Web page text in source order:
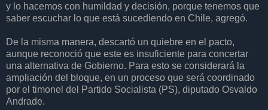
y lo hacemos con humildad y decisión, porque tenemos que
saber escuchar lo que está sucediendo en Chile, agregó.
De la misma manera, descartó un quiebre en el pacto,
aunque reconoció que este es insuficiente para concertar
una alternativa de Gobierno. Para esto se considerará la
ampliación del bloque, en un proceso que será coordinado
por el timonel del Partido Socialista (PS), diputado Osvaldo
Andrade.